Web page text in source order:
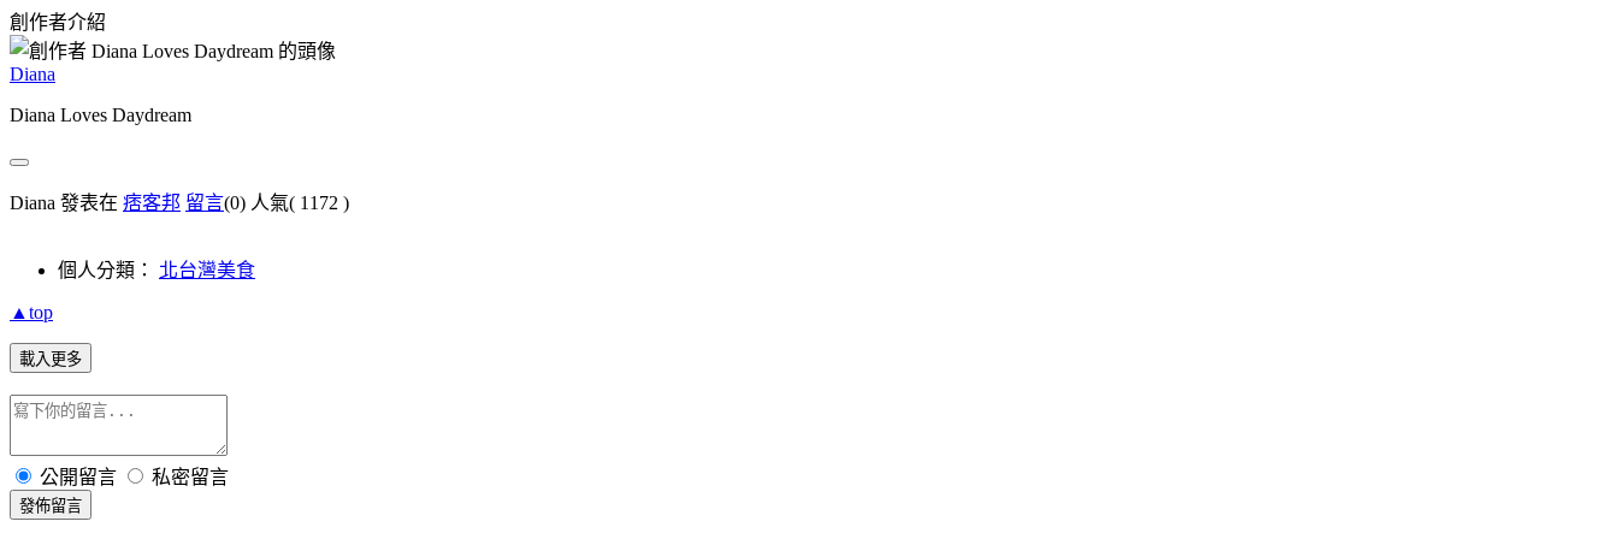
創作者介紹
Diana
Diana Loves Daydream
Diana 發表在 痞客邦 留言(0) 人氣( 1172 )
個人分類： 北台灣美食
▲top
載入更多
公開留言 私密留言
發佈留言